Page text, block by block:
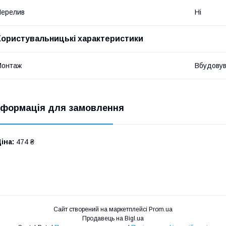
Ні
характеристики
для замовлення
474 ₴
Сайт створений на маркетплейсі Prom.ua
Продавець на Bigl.ua